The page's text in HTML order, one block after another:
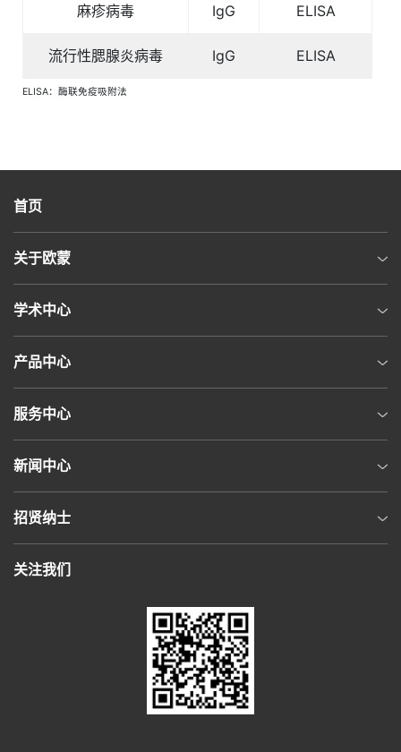
麻疹病毒 IgG ELISA
流行性腮腺炎病毒 IgG ELISA
ELISA：酶联免疫吸附法
首页
关于欧蒙
学术中心
产品中心
服务中心
新闻中心
招贤纳士
关注我们